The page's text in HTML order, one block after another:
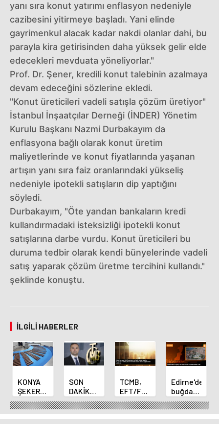
yanı sıra konut yatırımı enflasyon nedeniyle
cazibesini yitirmeye başladı. Yani elinde
gayrimenkul alacak kadar nakdi olanlar dahi, bu
parayla kira getirisinden daha yüksek gelir elde
edecekleri mevduata yöneliyorlar."
Prof. Dr. Şener, kredili konut talebinin azalmaya
devam edeceğini sözlerine ekledi.
"Konut üreticileri vadeli satışla çözüm üretiyor"
İstanbul İnşaatçılar Derneği (İNDER) Yönetim
Kurulu Başkanı Nazmi Durbakayım da
enflasyona bağlı olarak konut üretim
maliyetlerinde ve konut fiyatlarında yaşanan
artışın yanı sıra faiz oranlarındaki yükseliş
nedeniyle ipotekli satışların dip yaptığını
söyledi.
Durbakayım, "Öte yandan bankaların kredi
kullandırmadaki isteksizliği ipotekli konut
satışlarına darbe vurdu. Konut üreticileri bu
duruma tedbir olarak kendi bünyelerinde vadeli
satış yaparak çözüm üretme tercihini kullandı."
şeklinde konuştu.
İLGILI HABERLER
KONYA
ŞEKER
YILLIK 7
BİN 500
TON
SON
DAKİKA
HABERİ:
Yeni
Merkez
TCMB,
EFT/FAST
işlemleri
için
fazla
Edirne'de
buğday
ve arpa
ekim
sezonu